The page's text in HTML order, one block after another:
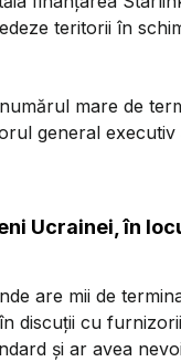
teritorii în
mare de
general
Ucrainei, în
are mii de
discuții cu
și ar avea